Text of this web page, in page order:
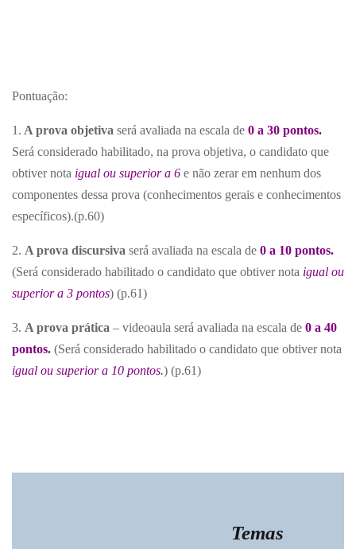
Pontuação:
1. A prova objetiva será avaliada na escala de 0 a 30 pontos.
Será considerado habilitado, na prova objetiva, o candidato que
obtiver nota igual ou superior a 6 e não zerar em nenhum dos
componentes dessa prova (conhecimentos gerais e conhecimentos
específicos).(p.60)
2. A prova discursiva será avaliada na escala de 0 a 10 pontos.
(Será considerado habilitado o candidato que obtiver nota igual ou
superior a 3 pontos) (p.61)
3. A prova prática – videoaula será avaliada na escala de 0 a 40
pontos. (Será considerado habilitado o candidato que obtiver nota
igual ou superior a 10 pontos.) (p.61)
Temas